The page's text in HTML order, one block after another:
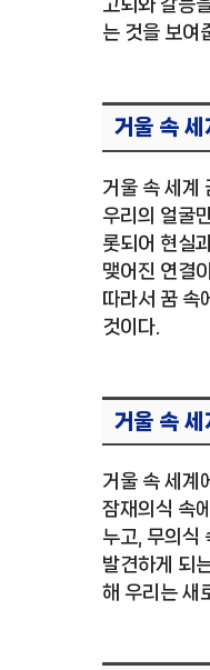
고뇌와 갈등
는 것을 보여
거울 속
거울 속 세계
우리의 얼굴
롯되어 현실
맺어진 연결
따라서 꿈 속
것이다.
거울 속 세
거울 속 세계
잠재의식 속
누고, 무의식
발견하게 되
해 우리는 새